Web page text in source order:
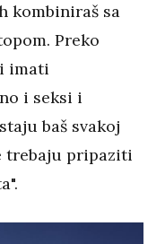
kombiniraš sa
Preko
imati
i seksi i
baš svakoj
trebaju pripaziti